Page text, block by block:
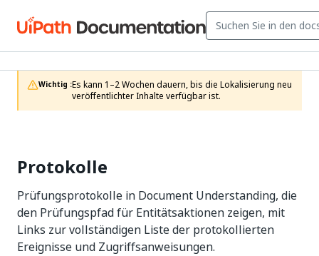
Wichtig :Es kann 1–2 Wochen dauern, bis die Lokalisierung neu
veröffentlichter Inhalte verfügbar ist.
Protokolle
Prüfungsprotokolle in Document Understanding, die
den Prüfungspfad für Entitätsaktionen zeigen, mit
Links zur vollständigen Liste der protokollierten
Ereignisse und Zugriffsanweisungen.